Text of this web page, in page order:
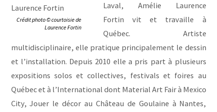
Crédit photo © courtoisie de
Laurence Fortin
Laval, Amélie Laurence
Fortin vit et travaille à
Québec. Artiste
multidisciplinaire, elle pratique principalement le dessin
et l’installation. Depuis 2010 elle a pris part à plusieurs
expositions solos et collectives, festivals et foires au
Québec et à l’International dont Material Art Fair à Mexico
City, Jouer le décor au Château de Goulaine à Nantes,